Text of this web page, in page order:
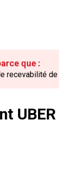
que :
recevabilité de
UBER